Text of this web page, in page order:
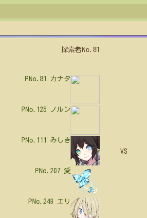
探索者No.81
PNo.81 カナタ
VS
PNo.125 ノルン
PNo.111 みしき
PNo.207 愛
PNo.249 エリ